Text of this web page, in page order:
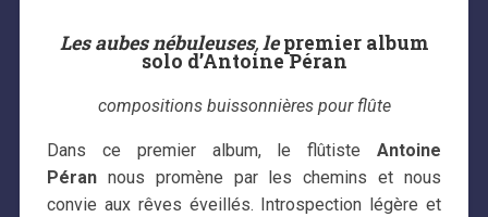
Les aubes nébuleuses,lepremier album
solo d’Antoine Péran
compositions buissonnières pour flûte
Dans ce premier album, le flûtisteAntoine
Pérannous promène par les chemins et nous
convie aux rêves éveillés. Introspection légère et